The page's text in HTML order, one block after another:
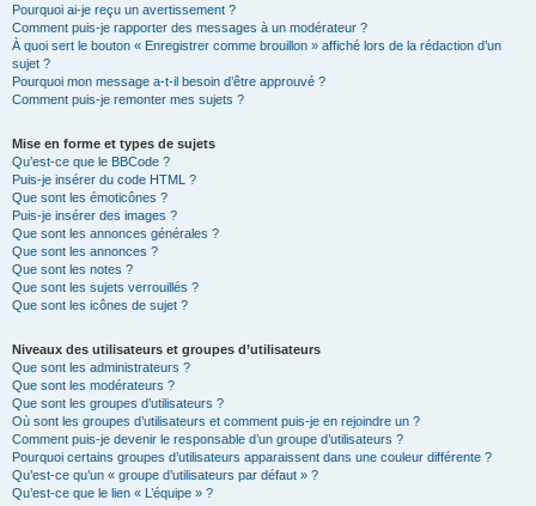
Pourquoi ai-je reçu un avertissement ?
Comment puis-je rapporter des messages à un modérateur ?
À quoi sert le bouton « Enregistrer comme brouillon » affiché lors de la rédaction d’un
sujet ?
Pourquoi mon message a-t-il besoin d’être approuvé ?
Comment puis-je remonter mes sujets ?
Mise en forme et types de sujets
Qu’est-ce que le BBCode ?
Puis-je insérer du code HTML ?
Que sont les émoticônes ?
Puis-je insérer des images ?
Que sont les annonces générales ?
Que sont les annonces ?
Que sont les notes ?
Que sont les sujets verrouillés ?
Que sont les icônes de sujet ?
Niveaux des utilisateurs et groupes d’utilisateurs
Que sont les administrateurs ?
Que sont les modérateurs ?
Que sont les groupes d’utilisateurs ?
Où sont les groupes d’utilisateurs et comment puis-je en rejoindre un ?
Comment puis-je devenir le responsable d’un groupe d’utilisateurs ?
Pourquoi certains groupes d’utilisateurs apparaissent dans une couleur différente ?
Qu’est-ce qu’un « groupe d’utilisateurs par défaut » ?
Qu’est-ce que le lien « L’équipe » ?